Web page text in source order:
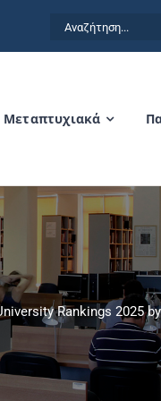
Αναζήτηση
for:
Μεταπτυχιακά
Rankings 2025